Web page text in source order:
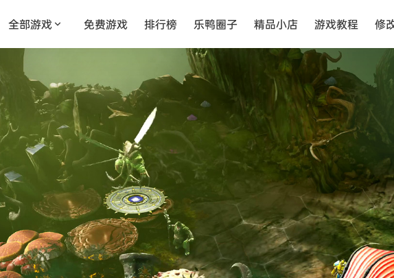
全部游戏 免费游戏 排行榜 乐鸭圈子 精品小店 游戏教程 修